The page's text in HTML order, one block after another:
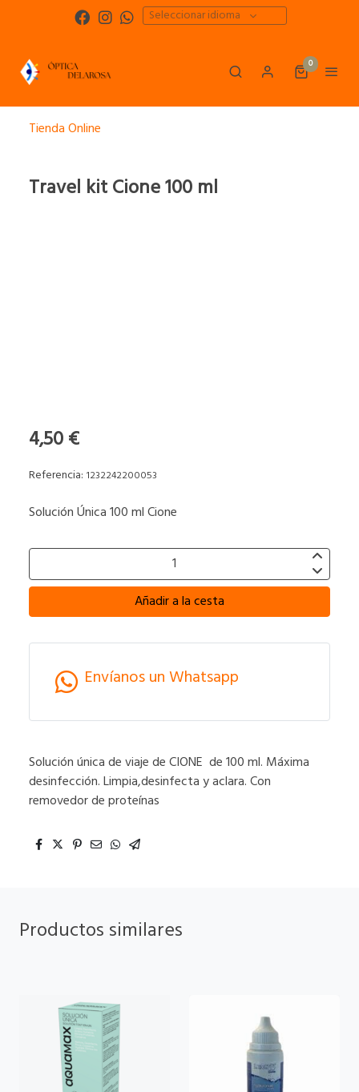
Seleccionar idioma
0
Tienda Online
Travel kit Cione 100 ml
4,50 €
Referencia: 1232242200053
Solución Única 100 ml Cione
Añadir a la cesta
Envíanos un Whatsapp
Solución única de viaje de CIONE de 100 ml. Máxima
desinfección. Limpia,desinfecta y aclara. Con
removedor de proteínas
Productos similares